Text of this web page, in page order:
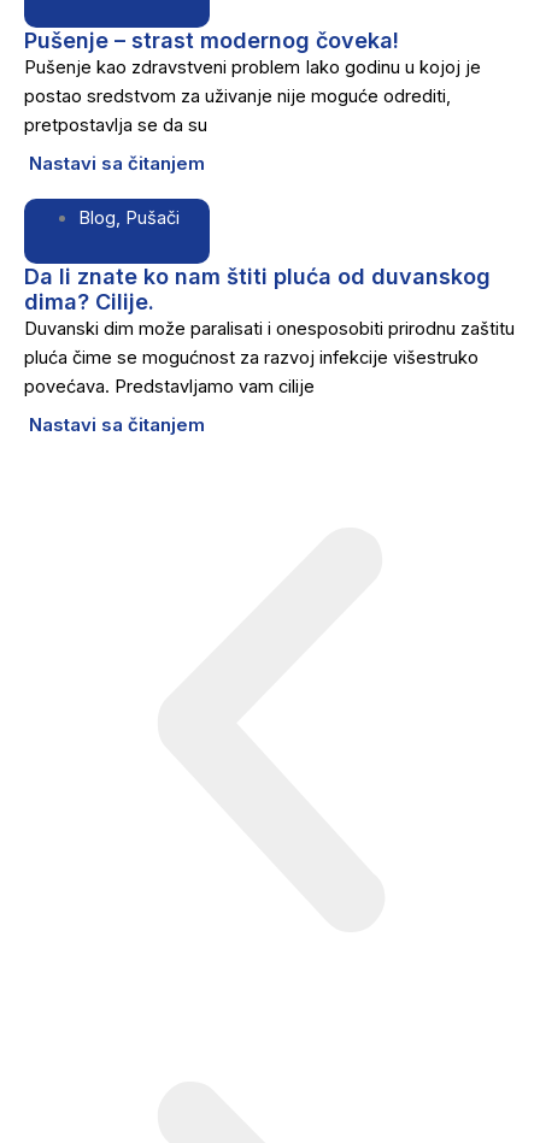
Pušenje – strast modernog čoveka!
Pušenje kao zdravstveni problem Iako godinu u kojoj je
postao sredstvom za uživanje nije moguće odrediti,
pretpostavlja se da su
Nastavi sa čitanjem
Blog, Pušači
Da li znate ko nam štiti pluća od duvanskog
dima? Cilije.
Duvanski dim može paralisati i onesposobiti prirodnu zaštitu
pluća čime se mogućnost za razvoj infekcije višestruko
povećava. Predstavljamo vam cilije
Nastavi sa čitanjem